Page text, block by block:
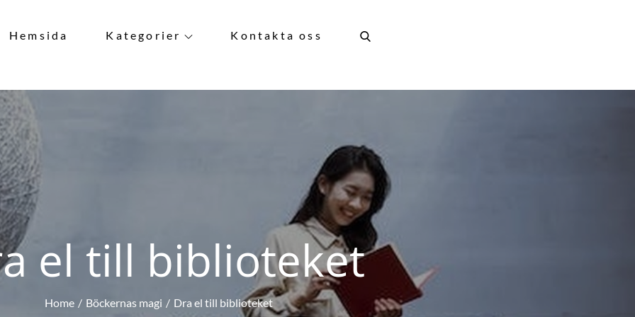
Hemsida Kategorier Kontakta oss
el till biblioteket
Home Böckernas magi Dra el till biblioteket